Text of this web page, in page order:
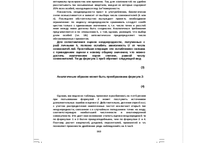
интервалы пространства или времени. Так, для зоопланкто5 на удобно
рассчитывать так называемые квартили, каждая из которых содержит
25% всех особей, находящихся под 1м2поверхности.
Показатель неоднородности прост в употреблении, биологически
легко осмысливается и зависит от выбора числа сомножителей (k или
n). Последнее обстоятельство вынуждает принять необходимое
ограничение: по индексу неоднородности сравнивать следует сооб5
щества только с одинаковым значением n, т.е. число точек и рассто5
яние между ними должны быть сходными. Аналогичные требования
предъявляются и по отношению k, с той, однако, разницей, что выбор
доли особей (т.е. 1/k) автоматически предопределяет число
облавливаемых горизонтов.
Для сопоставления оценок неоднородности, полученных с
раз5 личными k, полезно ослабить зависимостьU от числа
сомножите5 лей. Простейшая операция «по ослаблению» связана
с приведением оценки к новому общему значению, что можно
достичь извлечением корня степени, равной числу
сомножителей. Тогда формула 1 при5 обретает следующий вид:
(3)
Аналогичным образом может быть преобразована формула 2:
(4)
Однако, как видно из таблицы, произвол в разбиении L на n от5 резков
при пользовании формулой 2 может послужить источником
дополнительных ошибок в оценкеU. Действительно, деление отрез5 каL
с учетом распределения накопленных частот исключает откры5 тие
неоднородности, связанное со случайным попаданием точки на моду,
соответствующую наибольшей численности в анализируемой
совокупности. Это дает нам основание считать оценки неоднороднос5 ти
по формулам 1 и 3 более правдоподобными, чем по формулам 2 и 4.
Поэтому расчет квартилей, децилей, персентилей, промиллей и т.п.
позволяет произвести дробление ряда наблюденийLна k час5
163